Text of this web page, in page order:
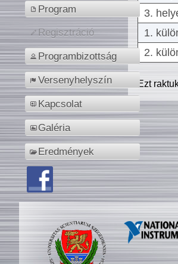
Program
Regisztráció
Programbizottság
Versenyhelyszín
Kapcsolat
Galéria
Eredmények
3.
1.
2.
Ezt